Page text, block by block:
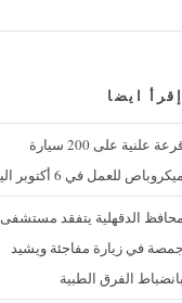
إقرأ ايضا
قرعة علنية على 200 سيارة
ميكروباص للعمل في 6 أكتوبر اليوم
محافظ الدقهلية يتفقد مستشفى
جمصة في زيارة مفاجئة ويشيد
بانضباط الفرق الطبية